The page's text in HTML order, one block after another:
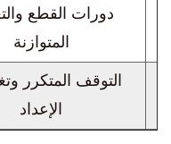
دورات القطع
المتوازنة
التوقف المتكرر
الإعداد